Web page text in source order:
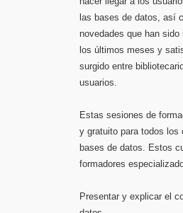
las bases de datos, así
novedades que han
los últimos meses y
surgido entre
usuarios.
Estas sesiones de
y gratuito para todos los
bases de datos. Estos
formadores
Presentar y explicar el